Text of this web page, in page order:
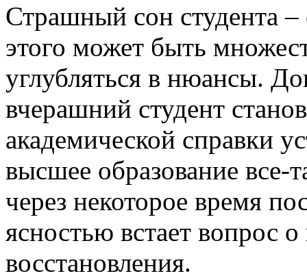
Страшный сон студента –
этого может быть
углубляться в нюансы.
вчерашний студент
академической справки
высшее образование все-
через некоторое время
ясностью встает вопрос
восстановления.